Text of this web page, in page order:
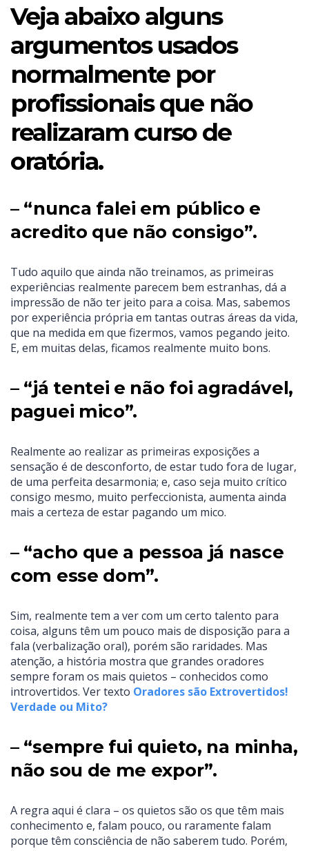
Veja abaixo alguns
argumentos usados
normalmente por
profissionais que não
realizaram curso de
oratória.
– “nunca falei em público e
acredito que não consigo”.
Tudo aquilo que ainda não treinamos, as primeiras
experiências realmente parecem bem estranhas, dá a
impressão de não ter jeito para a coisa. Mas, sabemos
por experiência própria em tantas outras áreas da vida,
que na medida em que fizermos, vamos pegando jeito.
E, em muitas delas, ficamos realmente muito bons.
– “já tentei e não foi agradável,
paguei mico”.
Realmente ao realizar as primeiras exposições a
sensação é de desconforto, de estar tudo fora de lugar,
de uma perfeita desarmonia; e, caso seja muito crítico
consigo mesmo, muito perfeccionista, aumenta ainda
mais a certeza de estar pagando um mico.
– “acho que a pessoa já nasce
com esse dom”.
Sim, realmente tem a ver com um certo talento para
coisa, alguns têm um pouco mais de disposição para a
fala (verbalização oral), porém são raridades. Mas
atenção, a história mostra que grandes oradores
sempre foram os mais quietos – conhecidos como
introvertidos. Ver texto Oradores são Extrovertidos!
Verdade ou Mito?
– “sempre fui quieto, na minha,
não sou de me expor”.
A regra aqui é clara – os quietos são os que têm mais
conhecimento e, falam pouco, ou raramente falam
porque têm consciência de não saberem tudo. Porém,